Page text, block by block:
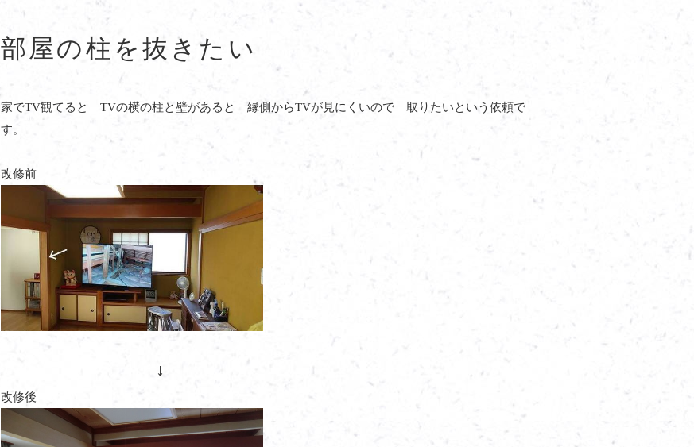
部屋の柱を抜きたい
家でTV観てると TVの横の柱と壁があると 縁側からTVが見にくいので 取りたいという依頼で
す。
改修前
↓
改修後